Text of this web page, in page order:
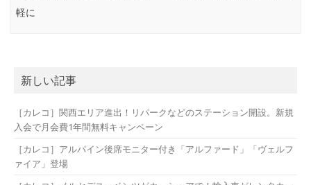
軽に
新しい記事
［カレコ］関西エリア進出！リパークなどのステーション開設。新規
入会で月会費1年間無料キャンペーン
［カレコ］アルパイン後席モニター付き「アルファード」「ヴェルフ
ァイア」登場